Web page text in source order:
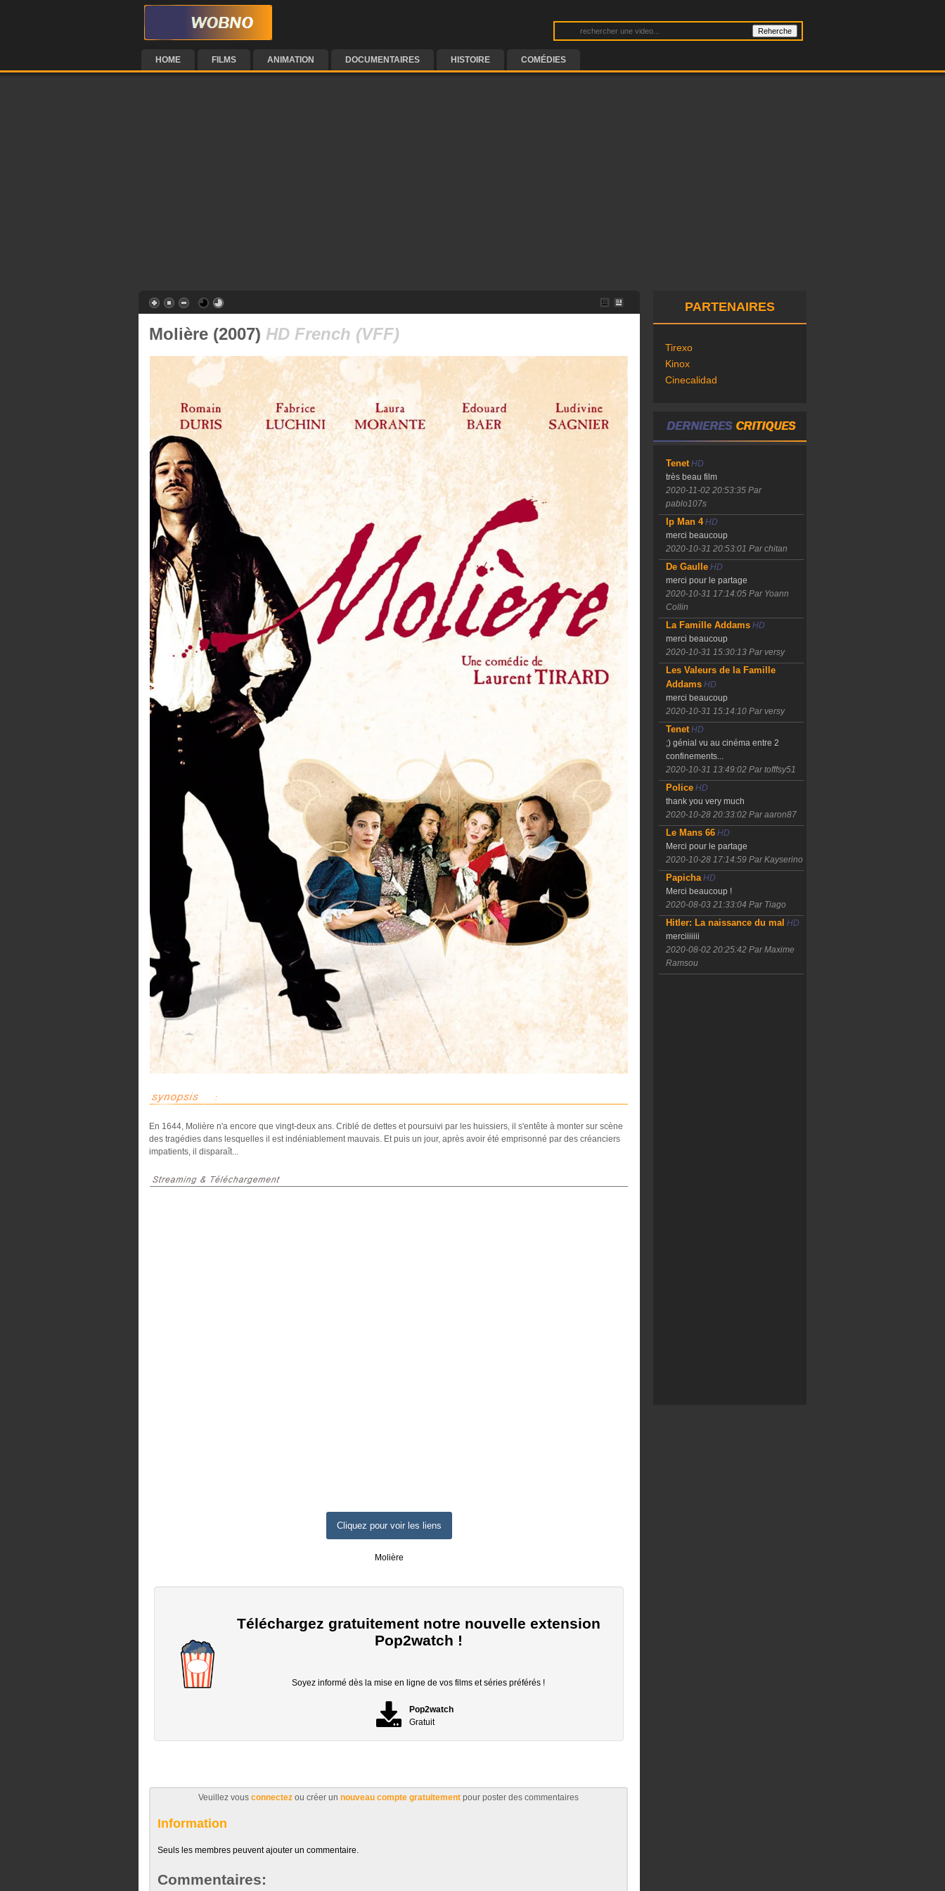
HOME FILMS ANIMATION DOCUMENTAIRES HISTOIRE COMÉDIES
Molière (2007) HD French (VFF)
En 1644, Molière n'a encore que vingt-deux ans. Criblé de dettes et poursuivi par les huissiers, il s'entête à monter sur scène
des tragédies dans lesquelles il est indéniablement mauvais. Et puis un jour, après avoir été emprisonné par des créanciers
impatients, il disparaît...
Cliquez pour voir les liens
Molière
Téléchargez gratuitement notre nouvelle extension
Pop2watch !
Soyez informé dès la mise en ligne de vos films et séries préférés !
Pop2watch
Gratuit
Veuillez vous connectez ou créer un nouveau compte gratuitement pour poster des commentaires
Information
Seuls les membres peuvent ajouter un commentaire.
Commentaires:
PARTENAIRES
Tirexo
Kinox
Cinecalidad
TenetHD
très beau film
2020-11-02 20:53:35 Par
pablo107s
Ip Man 4HD
merci beaucoup
2020-10-31 20:53:01 Par chitan
De GaulleHD
merci pour le partage
2020-10-31 17:14:05 Par Yoann
Collin
La Famille AddamsHD
merci beaucoup
2020-10-31 15:30:13 Par versy
Les Valeurs de la Famille
AddamsHD
merci beaucoup
2020-10-31 15:14:10 Par versy
TenetHD
;) génial vu au cinéma entre 2
confinements...
2020-10-31 13:49:02 Par tofffsy51
PoliceHD
thank you very much
2020-10-28 20:33:02 Par aaron87
Le Mans 66HD
Merci pour le partage
2020-10-28 17:14:59 Par Kayserino
PapichaHD
Merci beaucoup !
2020-08-03 21:33:04 Par Tiago
Hitler: La naissance du mal HD
merciiiiiii
2020-08-02 20:25:42 Par Maxime
Ramsou